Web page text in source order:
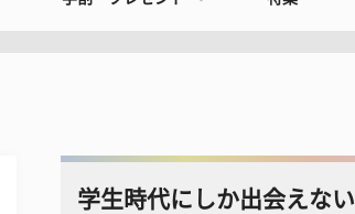
学生時代にしか出会えない